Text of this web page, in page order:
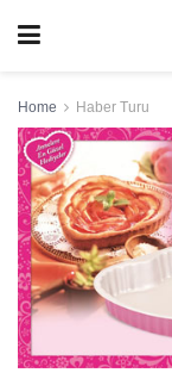
Home Haber Turu